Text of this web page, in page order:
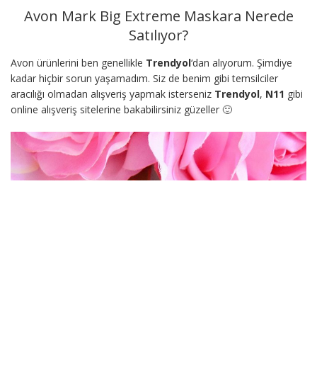
Avon Mark Big Extreme Maskara Nerede
Satılıyor?
Avon ürünlerini ben genellikle Trendyol‘dan alıyorum. Şimdiye
kadar hiçbir sorun yaşamadım. Siz de benim gibi temsilciler
aracılığı olmadan alışveriş yapmak isterseniz Trendyol, N11 gibi
online alışveriş sitelerine bakabilirsiniz güzeller 🙂